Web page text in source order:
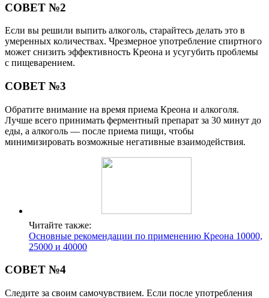
СОВЕТ №2
Если вы решили выпить алкоголь, старайтесь делать это в
умеренных количествах. Чрезмерное употребление спиртного
может снизить эффективность Креона и усугубить проблемы
с пищеварением.
СОВЕТ №3
Обратите внимание на время приема Креона и алкоголя.
Лучше всего принимать ферментный препарат за 30 минут до
еды, а алкоголь — после приема пищи, чтобы
минимизировать возможные негативные взаимодействия.
Читайте также:
Основные рекомендации по применению Креона 10000,
25000 и 40000
СОВЕТ №4
Следите за своим самочувствием. Если после употребления